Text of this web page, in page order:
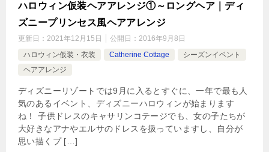
ハロウィン仮装ヘアアレンジ①～ロングヘア｜ディ
ズニープリンセス風ヘアアレンジ
更新日： 2021年12月15日 公開日： 2016年9月8日
ハロウィン仮装・衣装
Catherine Cottage
シーズンイベント
ヘアアレンジ
ディズニーリゾートでは9月に入るとすぐに、一年で最も人
気のあるイベント、ディズニーハロウィンが始まります
ね！ 子供ドレスのキャサリンコテージでも、女の子たちが
大好きなアナやエルサのドレスを扱っていますし、自分が
思い描くプ […]